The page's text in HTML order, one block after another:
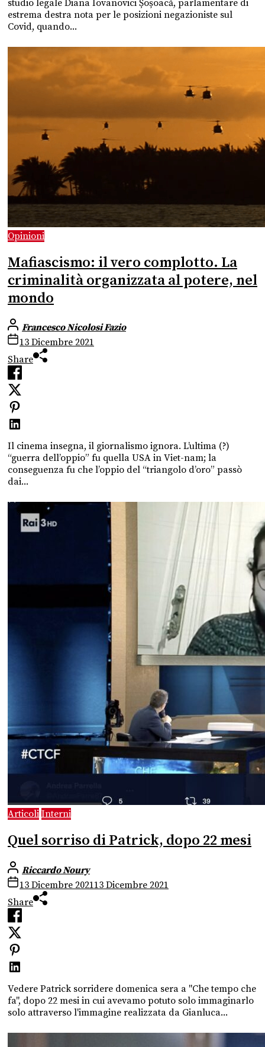
studio legale Diana Iovanovici Șoșoacă, parlamentare di
estrema destra nota per le posizioni negazioniste sul
Covid, quando...
Opinioni
Mafiascismo: il vero complotto. La
criminalità organizzata al potere, nel
mondo
Francesco Nicolosi Fazio
13 Dicembre 2021
Share
Il cinema insegna, il giornalismo ignora. L’ultima (?)
“guerra dell’oppio” fu quella USA in Viet-nam; la
conseguenza fu che l’oppio del “triangolo d’oro” passò
dai...
Articoli Interni
Quel sorriso di Patrick, dopo 22 mesi
Riccardo Noury
13 Dicembre 202113 Dicembre 2021
Share
Vedere Patrick sorridere domenica sera a "Che tempo che
fa", dopo 22 mesi in cui avevamo potuto solo immaginarlo
solo attraverso l'immagine realizzata da Gianluca...